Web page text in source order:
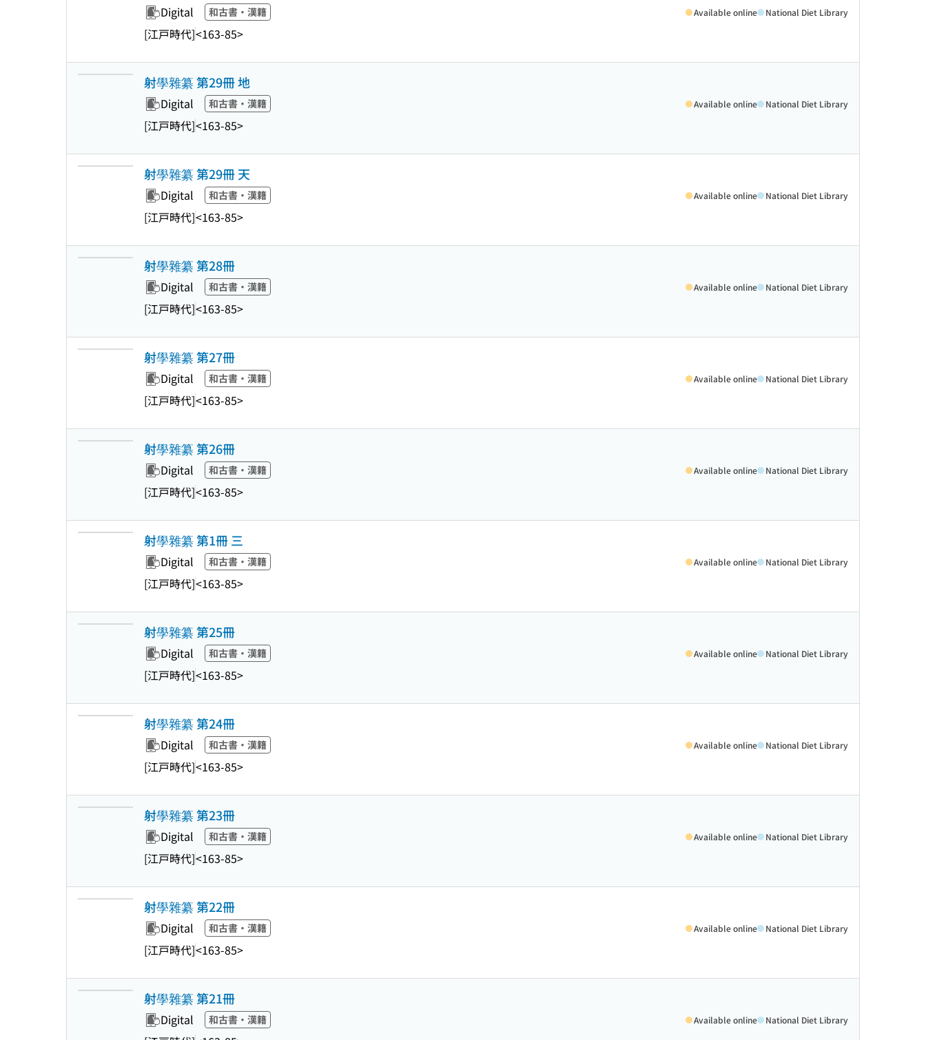
Digital 和古書・漢籍
[江戸時代]<163-85>
Available online National Diet Library
射學雜纂 第29冊 地
Digital 和古書・漢籍
[江戸時代]<163-85>
Available online National Diet Library
射學雜纂 第29冊 天
Digital 和古書・漢籍
[江戸時代]<163-85>
Available online National Diet Library
射學雜纂 第28冊
Digital 和古書・漢籍
[江戸時代]<163-85>
Available online National Diet Library
射學雜纂 第27冊
Digital 和古書・漢籍
[江戸時代]<163-85>
Available online National Diet Library
射學雜纂 第26冊
Digital 和古書・漢籍
[江戸時代]<163-85>
Available online National Diet Library
射學雜纂 第1冊 三
Digital 和古書・漢籍
[江戸時代]<163-85>
Available online National Diet Library
射學雜纂 第25冊
Digital 和古書・漢籍
[江戸時代]<163-85>
Available online National Diet Library
射學雜纂 第24冊
Digital 和古書・漢籍
[江戸時代]<163-85>
Available online National Diet Library
射學雜纂 第23冊
Digital 和古書・漢籍
[江戸時代]<163-85>
Available online National Diet Library
射學雜纂 第22冊
Digital 和古書・漢籍
[江戸時代]<163-85>
Available online National Diet Library
射學雜纂 第21冊
Digital 和古書・漢籍 Available online National Diet Library